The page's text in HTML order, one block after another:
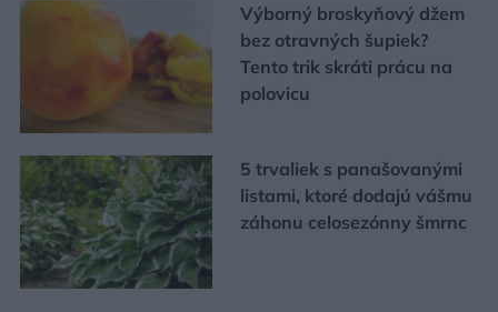
Výborný broskyňový džem
bez otravných šupiek?
Tento trik skráti prácu na
polovicu
5 trvaliek s panašovanými
listami, ktoré dodajú vášmu
záhonu celosezónny šmrnc